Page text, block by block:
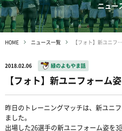
ニュー
HOME ニュース一覧 【フォト】新ユニフォーム姿 第3弾！
2018.02.06 緑のよもやま話
【フォト】新ユニフォーム
昨日のトレーニングマッチは、新ユニ
ました。
出場した26選手の新ユニフォーム姿を